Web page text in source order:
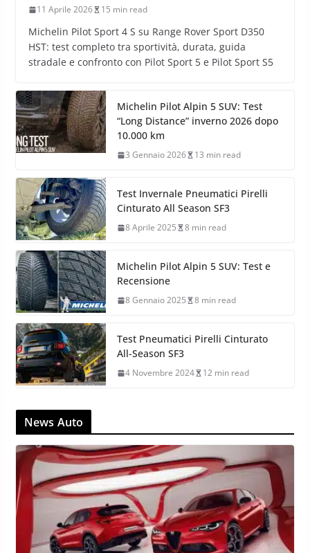
11 Aprile 2026 15 min read
Michelin Pilot Sport 4 S su Range Rover Sport D350
HST: test completo tra sportività, durata, guida
stradale e confronto con Pilot Sport 5 e Pilot Sport S5
Michelin Pilot Alpin 5 SUV: Test
“Long Distance” inverno 2026 dopo
10.000 km
3 Gennaio 2026 13 min read
Test Invernale Pneumatici Pirelli
Cinturato All Season SF3
8 Aprile 2025 8 min read
Michelin Pilot Alpin 5 SUV: Test e
Recensione
8 Gennaio 2025 8 min read
Test Pneumatici Pirelli Cinturato
All-Season SF3
4 Novembre 2024 12 min read
News Auto